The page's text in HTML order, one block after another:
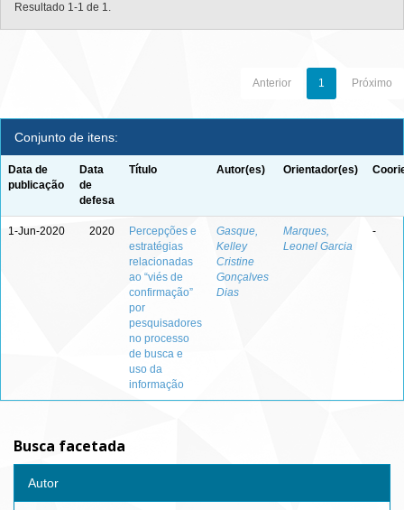
Resultado 1-1 de 1.
Anterior 1 Próximo
Conjunto de itens:
Data de
publicação
Data
de
defesa
Título Autor(es) Orientador(es)
1-Jun-2020 2020
Percepções e
estratégias
relacionadas
ao “viés de
confirmação”
por
pesquisadores
no processo
de busca e
uso da
informação
Gasque,
Kelley
Cristine
Gonçalves
Dias
Marques,
Leonel Garcia
-
Busca facetada
Autor